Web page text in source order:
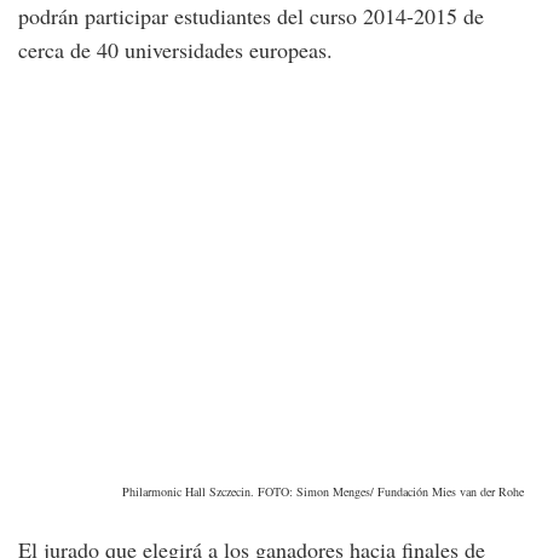
podrán participar estudiantes del curso 2014-2015 de
cerca de 40 universidades europeas.
Philarmonic Hall Szczecin. FOTO: Simon Menges/ Fundación Mies van der Rohe
El jurado que elegirá a los ganadores hacia finales de